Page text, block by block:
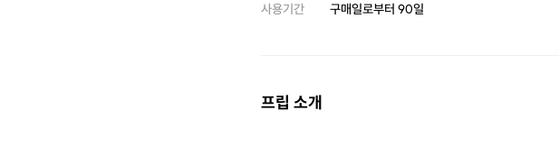
사용기간 구매일로부터 90일
프립 소개